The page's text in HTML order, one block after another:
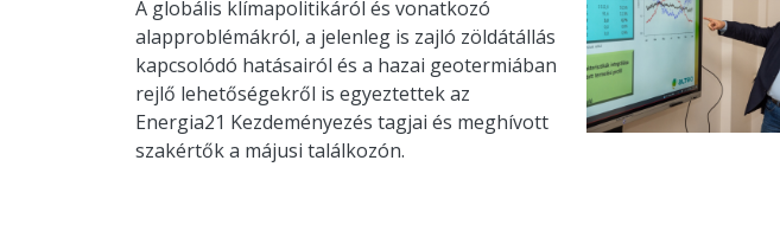
A globális klímapolitikáról és vonatkozó
alapproblémákról, a jelenleg is zajló zöldátállás
kapcsolódó hatásairól és a hazai geotermiában
rejlő lehetőségekről is egyeztettek az
Energia21 Kezdeményezés tagjai és meghívott
szakértők a májusi találkozón.